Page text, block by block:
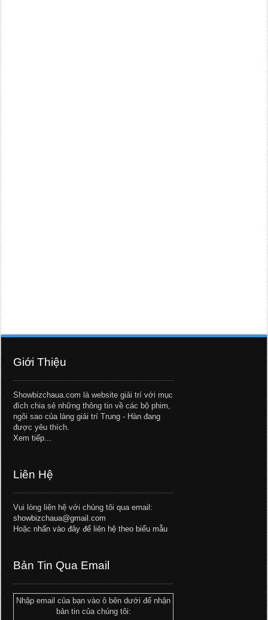
Giới Thiệu
Showbizchaua.com là website giải trí với mục
đích chia sẻ những thông tin về các bộ phim,
ngôi sao của làng giải trí Trung - Hàn đang
được yêu thích.
Xem tiếp...
Liên Hệ
Vui lòng liên hệ với chúng tôi qua email:
showbizchaua@gmail.com
Hoặc nhấn vào đây để liên hệ theo biểu mẫu
Bản Tin Qua Email
Nhập email của bạn vào ô bên dưới để nhận
bản tin của chúng tôi: